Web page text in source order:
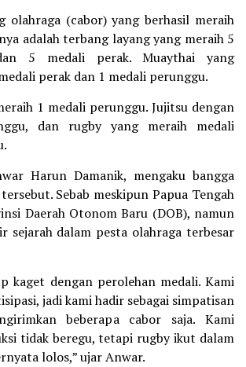
olahraga (cabor) yang berhasil meraih
adalah terbang layang yang meraih 5
5 medali perak. Muaythai yang
perak dan 1 medali perunggu.
1 medali perunggu. Jujitsu dengan
dan rugby yang meraih medali
Harun Damanik, mengaku bangga
Sebab meskipun Papua Tengah
Daerah Otonom Baru (DOB), namun
sejarah dalam pesta olahraga terbesar
kaget dengan perolehan medali. Kami
jadi kami hadir sebagai simpatisan
beberapa cabor saja. Kami
tidak beregu, tetapi rugby ikut dalam
lolos,” ujar Anwar.